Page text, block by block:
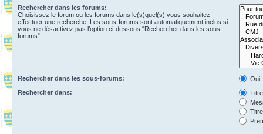
Rechercher dans les forums:
Choisissez le forum ou les forums dans le(s)quel(s) vous souhaitez
effectuer une recherche. Les sous-forums sont automatiquement inclus si
vous ne désactivez pas l’option ci-dessous “Rechercher dans les sous-
forums”.
Rechercher dans les sous-forums:
Oui
Rechercher dans: